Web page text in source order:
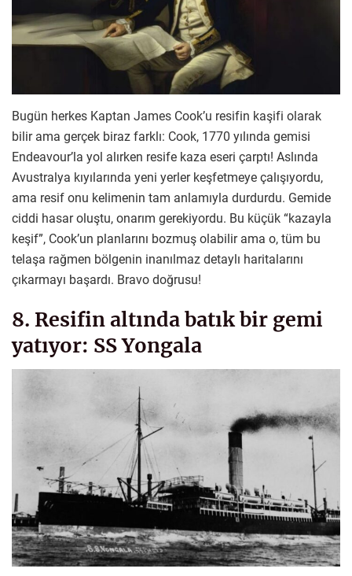
Bugün herkes Kaptan James Cook’u resifin kaşifi olarak
bilir ama gerçek biraz farklı: Cook, 1770 yılında gemisi
Endeavour’la yol alırken resife kaza eseri çarptı! Aslında
Avustralya kıyılarında yeni yerler keşfetmeye çalışıyordu,
ama resif onu kelimenin tam anlamıyla durdurdu. Gemide
ciddi hasar oluştu, onarım gerekiyordu. Bu küçük “kazayla
keşif”, Cook’un planlarını bozmuş olabilir ama o, tüm bu
telaşa rağmen bölgenin inanılmaz detaylı haritalarını
çıkarmayı başardı. Bravo doğrusu!
8. Resifin altında batık bir gemi
yatıyor: SS Yongala